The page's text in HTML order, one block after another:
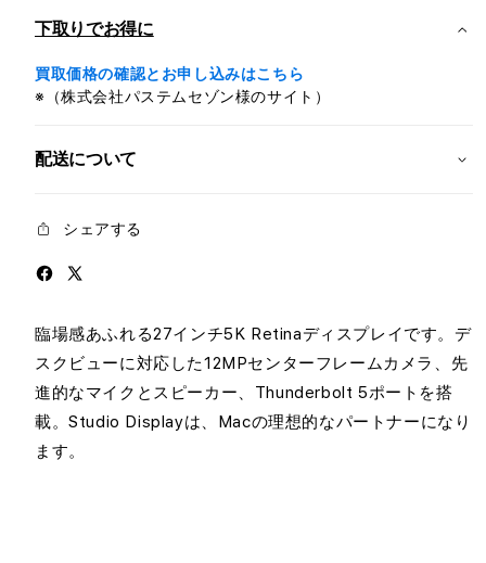
-
VESA
マ
ウ
ア
プ
の
量
を
減
ら
す
を
増
や
す
下取りでお得に
買取価格の確認とお申し込みはこちら
※（株式会社パステムセゾン様のサイト）
配送について
シェアする
臨場感あふれる27インチ5K Retinaディスプレイです。デ
スクビューに対応した12MPセンターフレームカメラ、先
進的なマイクとスピーカー、Thunderbolt 5ポートを搭
載。Studio Displayは、Macの理想的なパートナーになり
ます。